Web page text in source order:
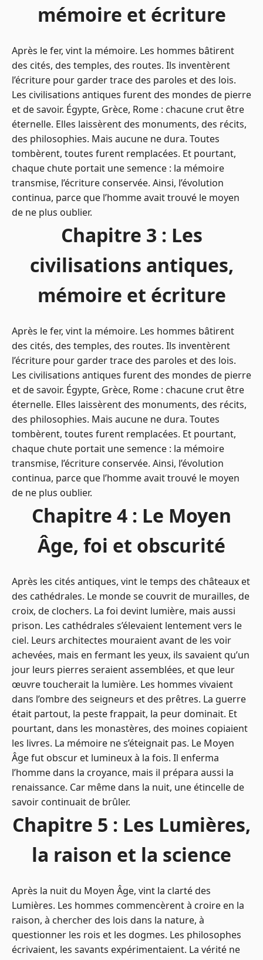
mémoire et écriture
Après le fer, vint la mémoire. Les hommes bâtirent
des cités, des temples, des routes. Ils inventèrent
l’écriture pour garder trace des paroles et des lois.
Les civilisations antiques furent des mondes de pierre
et de savoir. Égypte, Grèce, Rome : chacune crut être
éternelle. Elles laissèrent des monuments, des récits,
des philosophies. Mais aucune ne dura. Toutes
tombèrent, toutes furent remplacées. Et pourtant,
chaque chute portait une semence : la mémoire
transmise, l’écriture conservée. Ainsi, l’évolution
continua, parce que l’homme avait trouvé le moyen
de ne plus oublier.
Chapitre 3 : Les
civilisations antiques,
mémoire et écriture
Après le fer, vint la mémoire. Les hommes bâtirent
des cités, des temples, des routes. Ils inventèrent
l’écriture pour garder trace des paroles et des lois.
Les civilisations antiques furent des mondes de pierre
et de savoir. Égypte, Grèce, Rome : chacune crut être
éternelle. Elles laissèrent des monuments, des récits,
des philosophies. Mais aucune ne dura. Toutes
tombèrent, toutes furent remplacées. Et pourtant,
chaque chute portait une semence : la mémoire
transmise, l’écriture conservée. Ainsi, l’évolution
continua, parce que l’homme avait trouvé le moyen
de ne plus oublier.
Chapitre 4 : Le Moyen
Âge, foi et obscurité
Après les cités antiques, vint le temps des châteaux et
des cathédrales. Le monde se couvrit de murailles, de
croix, de clochers. La foi devint lumière, mais aussi
prison. Les cathédrales s’élevaient lentement vers le
ciel. Leurs architectes mouraient avant de les voir
achevées, mais en fermant les yeux, ils savaient qu’un
jour leurs pierres seraient assemblées, et que leur
œuvre toucherait la lumière. Les hommes vivaient
dans l’ombre des seigneurs et des prêtres. La guerre
était partout, la peste frappait, la peur dominait. Et
pourtant, dans les monastères, des moines copiaient
les livres. La mémoire ne s’éteignait pas. Le Moyen
Âge fut obscur et lumineux à la fois. Il enferma
l’homme dans la croyance, mais il prépara aussi la
renaissance. Car même dans la nuit, une étincelle de
savoir continuait de brûler.
Chapitre 5 : Les Lumières,
la raison et la science
Après la nuit du Moyen Âge, vint la clarté des
Lumières. Les hommes commencèrent à croire en la
raison, à chercher des lois dans la nature, à
questionner les rois et les dogmes. Les philosophes
écrivaient, les savants expérimentaient. La vérité ne